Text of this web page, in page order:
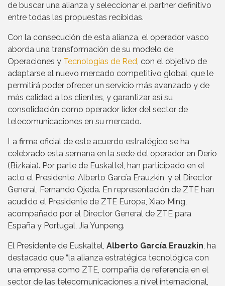
de buscar una alianza y seleccionar el partner definitivo
entre todas las propuestas recibidas.
Con la consecución de esta alianza, el operador vasco
aborda una transformación de su modelo de
Operaciones y Tecnologías de Red, con el objetivo de
adaptarse al nuevo mercado competitivo global, que le
permitirá poder ofrecer un servicio más avanzado y de
más calidad a los clientes, y garantizar así su
consolidación como operador líder del sector de
telecomunicaciones en su mercado.
La firma oficial de este acuerdo estratégico se ha
celebrado esta semana en la sede del operador en Derio
(Bizkaia). Por parte de Euskaltel, han participado en el
acto el Presidente, Alberto García Erauzkin, y el Director
General, Fernando Ojeda. En representación de ZTE han
acudido el Presidente de ZTE Europa, Xiao Ming,
acompañado por el Director General de ZTE para
España y Portugal, Jia Yunpeng.
El Presidente de Euskaltel, Alberto García Erauzkin, ha
destacado que “la alianza estratégica tecnológica con
una empresa como ZTE, compañía de referencia en el
sector de las telecomunicaciones a nivel internacional,